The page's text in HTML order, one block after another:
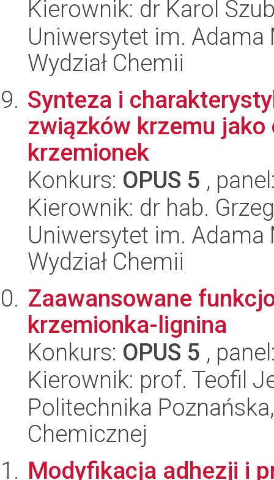
Kierownik: dr Karol
Uniwersytet im.
Wydział Chemii
Synteza i
związków krzemu
krzemionek
Konkurs: OPUS 5 ,
Kierownik: dr hab.
Uniwersytet im.
Wydział Chemii
Zaawansowane
krzemionka-lignina
Konkurs: OPUS 5 ,
Kierownik: prof. Teofil
Politechnika
Chemicznej
Modyfikacja adhezji i